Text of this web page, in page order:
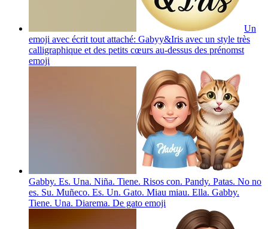
Un
emoji avec écrit tout attaché: Gabyy&Iris avec un style très
calligraphique et des petits cœurs au-dessus des prénomst
emoji
Gabby. Es. Una. Niña. Tiene. Risos con. Pandy. Patas. No no
es. Su. Muñeco. Es. Un. Gato. Miau miau. Ella. Gabby.
Tiene. Una. Diarema. De gato emoji